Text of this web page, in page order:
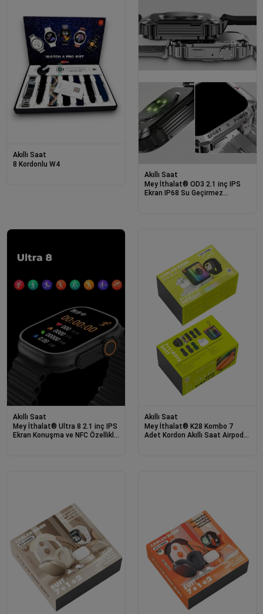
Akıllı Saat
8 Kordonlu W4
Akıllı Saat
Mey İthalat® OD3 2.1 inç IPS
Ekran IP68 Su Geçirmez
Akıllı Saat
Mey İthalat® Ultra 8 2.1 inç IPS
Ekran Konuşma ve NFC Özellikli
Akıllı Saat
Mey İthalat® K28 Kombo 7
Adet Kordon Akıllı Saat Airpods